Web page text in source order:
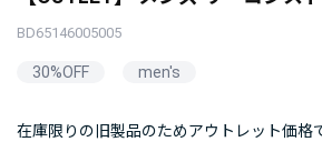
BD65146005005
30%OFF men's
在庫限りの旧製品のためアウトレット価格